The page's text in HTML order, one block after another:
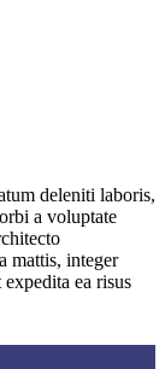
deleniti laboris,
a voluptate
mattis, integer
ea risus